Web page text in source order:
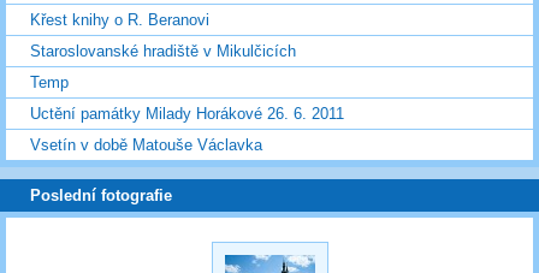
Křest knihy o R. Beranovi
Staroslovanské hradiště v Mikulčicích
Temp
Uctění památky Milady Horákové 26. 6. 2011
Vsetín v době Matouše Václavka
Poslední fotografie